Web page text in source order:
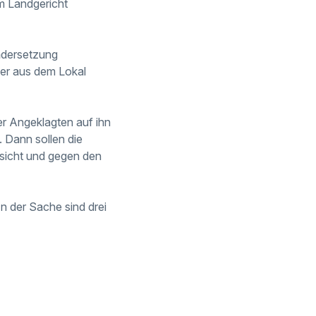
Landgericht
aus dem Lokal
Angeklagten auf ihn
sollen die
und gegen den
der Sache sind drei